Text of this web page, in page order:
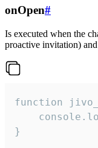
onOpen#
Is executed when the
proactive invitation)
function
}